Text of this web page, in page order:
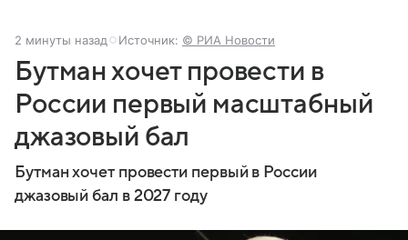
2 минуты назад Источник: © РИА Новости
Бутман хочет провести в
России первый масштабный
джазовый бал
Бутман хочет провести первый в России
джазовый бал в 2027 году